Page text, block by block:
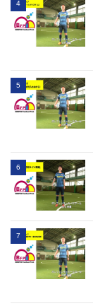
4
5
6
7